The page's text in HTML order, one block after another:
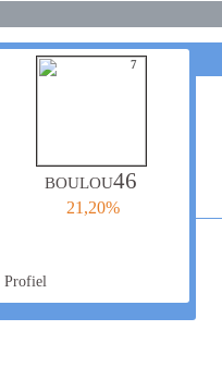
7
boulou46
21,20%
Profiel